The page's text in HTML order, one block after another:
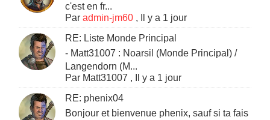
c'est en fr...
Paradmin-jm60 ,
Il y a 1 jour
RE: Liste Monde Principal
- Matt31007 : Noarsil (Monde Principal) /
Langendorn (M...
Par Matt31007 ,
Il y a 1 jour
RE: phenix04
Bonjour et bienvenue phenix, sauf si ta fais